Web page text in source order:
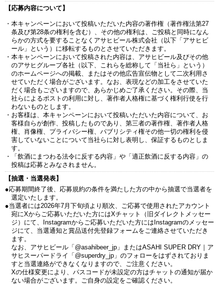
【応募内容について】
・本キャンペーンにおいて投稿いただいた内容の著作権（著作権法第27
条及び第28条の権利を含む）、その他の権利は、ご投稿と同時になん
らかの方式を要することなくアサヒビール株式会社（以下「アサヒビ
ール」という）に移転するものとさせていただきます。
・本キャンペーンにおいて投稿された内容は、アサヒビール及びその他
のアサヒグループ各社（以下、これらを総称して「当社ら」という）
のホームページへの掲載、またはその他広告宣伝物として二次利用さ
せていただく場合がございます。なお、表現などの加工をさせていた
だく場合もございますので、あらかじめご了承ください。その際、当
社らによるポストの利用に対し、著作者人格権に基づく権利行使を行
わないものとします。
・お客様は、本キャンペーンにおいて投稿いただいた内容について、お
客様自らが創作、投稿したものであり、第三者の著作権、著作者人格
権、肖像権、プライバシー権、パブリシティ権その他一切の権利を侵
害していないことについて当社らに対し表明し、保証するものとしま
す。
・「飲酒にまつわる法令に反する内容」や「適正飲酒に反する内容」の
投稿は応募とみなされません。
【抽選・当選発表】
●応募期間終了後、応募規約の条件を満たした方の中から抽選で当選者を
選定いたします。
●当選者には2026年7月下旬頃より順次、ご応募で使用されたアカウント
宛にXからご応募いただいた方にはXチャット（旧ダイレクトメッセー
ジ）にて、Instagramからご応募いただいた方にはInstagramのメッセー
ジにて、当選通知と賞品送付先登録フォームをご連絡させていただき
ます。
なお、アサヒビール「@asahibeer_jp」またはASAHI SUPER DRY｜ア
サヒスーパードライ「@superdry_jp」のフォローをはずされておりま
すと当選連絡ができなくなりますので、ご注意ください。
Xの仕様変更により、パスコードが未設定の方はチャットの通知が届か
ない場合がございます。ご自身の設定をご確認ください。